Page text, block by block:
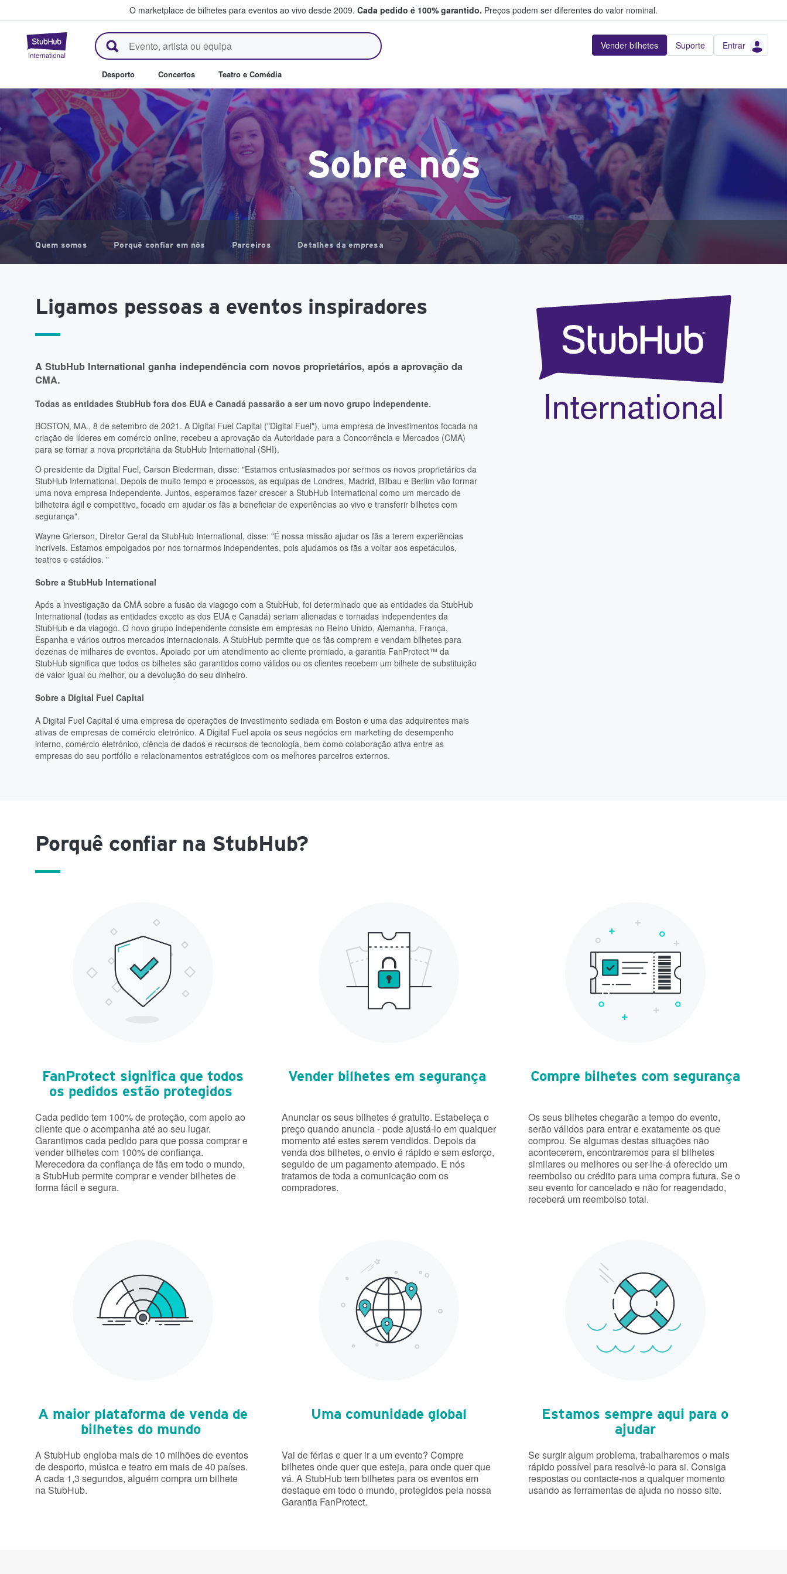
O marketplace de bilhetes para eventos ao vivo desde 2009. Cada pedido é 100% garantido. Preços podem ser diferentes do valor nominal.
StubHub – onde os fãs compram e vendem bilhetes Vender bilhetes Suporte Entrar
Desporto Concertos Teatro e Comédia
Sobre nós
Quem somos Porquê confiar em nós Parceiros Detalhes da empresa
Ligamos pessoas a eventos inspiradores
A StubHub International ganha independência com novos proprietários, após a aprovação da
CMA.
Todas as entidades StubHub fora dos EUA e Canadá passarão a ser um novo grupo independente.
BOSTON, MA., 8 de setembro de 2021. A Digital Fuel Capital ("Digital Fuel"), uma empresa de investimentos focada na
criação de líderes em comércio online, recebeu a aprovação da Autoridade para a Concorrência e Mercados (CMA)
para se tornar a nova proprietária da StubHub International (SHI).
O presidente da Digital Fuel, Carson Biederman, disse: "Estamos entusiasmados por sermos os novos proprietários da
StubHub International. Depois de muito tempo e processos, as equipas de Londres, Madrid, Bilbau e Berlim vão formar
uma nova empresa independente. Juntos, esperamos fazer crescer a StubHub International como um mercado de
bilheteira ágil e competitivo, focado em ajudar os fãs a beneficiar de experiências ao vivo e transferir bilhetes com
segurança".
Wayne Grierson, Diretor Geral da StubHub International, disse: "É nossa missão ajudar os fãs a terem experiências
incríveis. Estamos empolgados por nos tornarmos independentes, pois ajudamos os fãs a voltar aos espetáculos,
teatros e estádios. "
Sobre a StubHub International
Após a investigação da CMA sobre a fusão da viagogo com a StubHub, foi determinado que as entidades da StubHub
International (todas as entidades exceto as dos EUA e Canadá) seriam alienadas e tornadas independentes da
StubHub e da viagogo. O novo grupo independente consiste em empresas no Reino Unido, Alemanha, França,
Espanha e vários outros mercados internacionais. A StubHub permite que os fãs comprem e vendam bilhetes para
dezenas de milhares de eventos. Apoiado por um atendimento ao cliente premiado, a garantia FanProtect™ da
StubHub significa que todos os bilhetes são garantidos como válidos ou os clientes recebem um bilhete de substituição
de valor igual ou melhor, ou a devolução do seu dinheiro.
Sobre a Digital Fuel Capital
A Digital Fuel Capital é uma empresa de operações de investimento sediada em Boston e uma das adquirentes mais
ativas de empresas de comércio eletrónico. A Digital Fuel apoia os seus negócios em marketing de desempenho
interno, comércio eletrónico, ciência de dados e recursos de tecnologia, bem como colaboração ativa entre as
empresas do seu portfólio e relacionamentos estratégicos com os melhores parceiros externos.
Porquê confiar na StubHub?
FanProtect significa que todos
os pedidos estão protegidos
Cada pedido tem 100% de proteção, com apoio ao
cliente que o acompanha até ao seu lugar.
Garantimos cada pedido para que possa comprar e
vender bilhetes com 100% de confiança.
Merecedora da confiança de fãs em todo o mundo,
a StubHub permite comprar e vender bilhetes de
forma fácil e segura.
Vender bilhetes em segurança
Anunciar os seus bilhetes é gratuito. Estabeleça o
preço quando anuncia - pode ajustá-lo em qualquer
momento até estes serem vendidos. Depois da
venda dos bilhetes, o envio é rápido e sem esforço,
seguido de um pagamento atempado. E nós
tratamos de toda a comunicação com os
compradores.
Compre bilhetes com segurança
Os seus bilhetes chegarão a tempo do evento,
serão válidos para entrar e exatamente os que
comprou. Se algumas destas situações não
acontecerem, encontraremos para si bilhetes
similares ou melhores ou ser-lhe-á oferecido um
reembolso ou crédito para uma compra futura. Se o
seu evento for cancelado e não for reagendado,
receberá um reembolso total.
A maior plataforma de venda de
bilhetes do mundo
A StubHub engloba mais de 10 milhões de eventos
de desporto, música e teatro em mais de 40 países.
A cada 1,3 segundos, alguém compra um bilhete
na StubHub.
Uma comunidade global
Vai de férias e quer ir a um evento? Compre
bilhetes onde quer que esteja, para onde quer que
vá. A StubHub tem bilhetes para os eventos em
destaque em todo o mundo, protegidos pela nossa
Garantia FanProtect.
Estamos sempre aqui para o
ajudar
Se surgir algum problema, trabalharemos o mais
rápido possível para resolvê-lo para si. Consiga
respostas ou contacte-nos a qualquer momento
usando as ferramentas de ajuda no nosso site.